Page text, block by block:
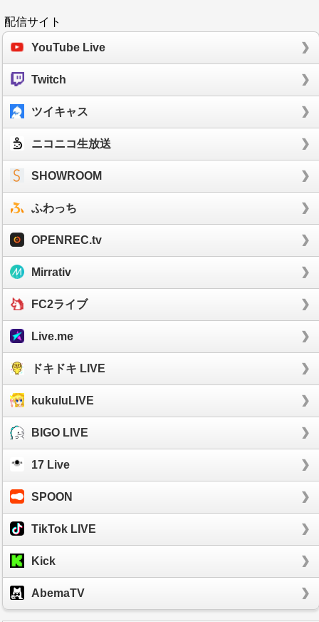
配信サイト
YouTube Live
Twitch
ツイキャス
ニコニコ生放送
SHOWROOM
ふわっち
OPENREC.tv
Mirrativ
FC2ライブ
Live.me
ドキドキ LIVE
kukuluLIVE
BIGO LIVE
17 Live
SPOON
TikTok LIVE
Kick
AbemaTV